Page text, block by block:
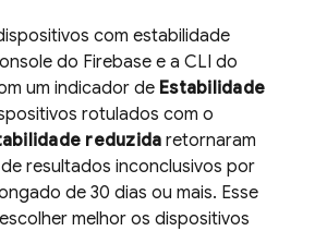
com estabilidade
do Firebase e a CLI do
um indicador de Estabilidade
rotulados com o
reduzida retornaram
resultados inconclusivos por
de 30 dias ou mais. Esse
melhor os dispositivos